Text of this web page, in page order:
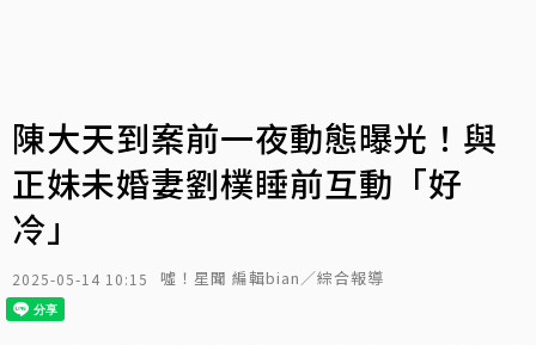
陳大天到案前一夜動態曝光！與
正妹未婚妻劉樸睡前互動「好
冷」
2025-05-14 10:15 噓！星聞 編輯bian／綜合報導